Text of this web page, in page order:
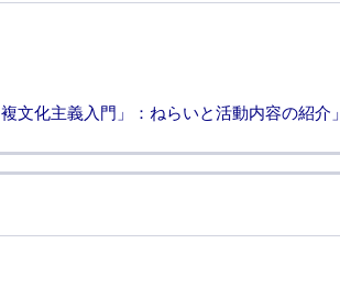
文化主義入門」：ねらいと活動内容の紹介」